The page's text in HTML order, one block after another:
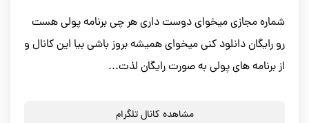
شماره مجازی میخوای دوست داری هر چی برنامه پولی هست
رو رایگان دانلود کنی میخوای همیشه بروز باشی بیا این کانال و
از برنامه های پولی به صورت رایگان لذت...
مشاهده کانال تلگرام